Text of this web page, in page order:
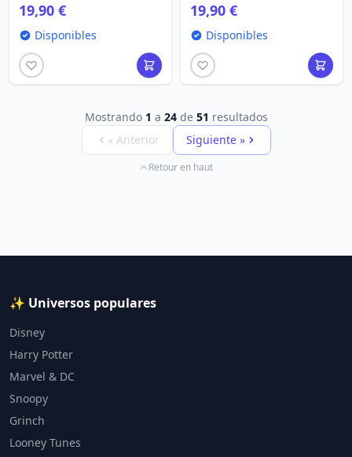
19,90 €
Disponibles
19,90 €
Disponibles
Mostrando 1 a 24de 51 resultados
« Anterior
Siguiente »
Retour en haut
✨ Universos populares
Disney
Harry Potter
Marvel & DC
Snoopy
Grinch
Looney Tunes